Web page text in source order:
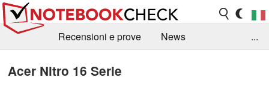
Recensioni e prove
News
...
Acer Nitro 16 Serie